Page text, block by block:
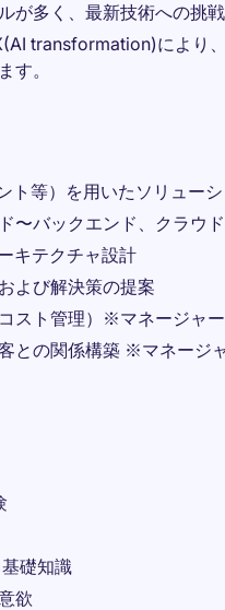
が多く、最新技術への挑
transformation)により
す。
ト等）を用いたソリュー
〜バックエンド、クラウド
キテクチャ設計
よび解決策の提案
スト管理）※マネージャ
との関係構築 ※マネージ
礎知識
欲